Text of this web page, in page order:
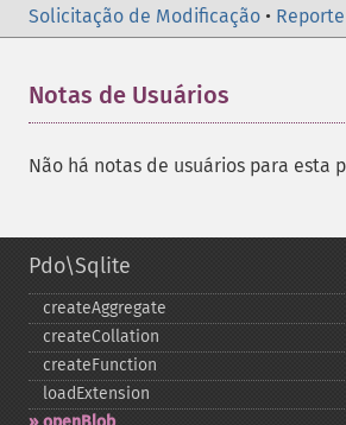
Solicitação de Modificação •
Notas de Usuários
Não há notas de usuários para esta
Pdo\Sqlite
createAggregate
createCollation
createFunction
loadExtension